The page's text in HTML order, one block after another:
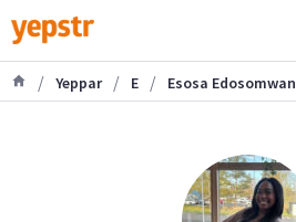
/ Yeppar / E / Esosa Edosomwan